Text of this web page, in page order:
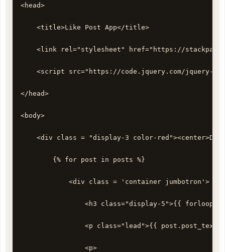
<head>
    <title>Like Post App</title>
<link rel="stylesheet" href="https://
<script src="https://code.jquery.com/jquery-
</head>
<body>
<div class = "display-3 color-
        {% for post in posts %}
            <div class = 'container jumbotron'>
<h3 class="display-5">{{
<p class="lead">{{ post.post_text
                <p>